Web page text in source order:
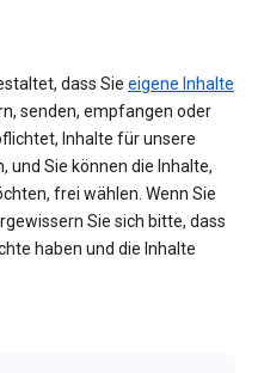
dass Sie eigene Inhalte
senden, empfangen oder
Inhalte für unsere
und Sie können die Inhalte,
frei wählen. Wenn Sie
Sie sich bitte, dass
haben und die Inhalte